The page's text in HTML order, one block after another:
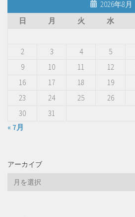
2026年8月
日
月 火 水
2
3 4 5
9
10 11 12
16
17 18 19
23
24 25 26
30
31
« 7月
アーカイブ